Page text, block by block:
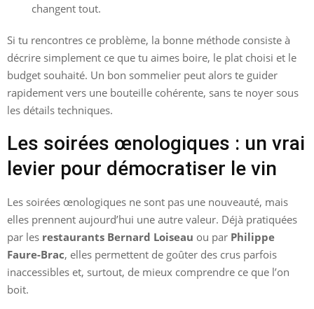
changent tout.
Si tu rencontres ce problème, la bonne méthode consiste à
décrire simplement ce que tu aimes boire, le plat choisi et le
budget souhaité. Un bon sommelier peut alors te guider
rapidement vers une bouteille cohérente, sans te noyer sous
les détails techniques.
Les soirées œnologiques : un vrai
levier pour démocratiser le vin
Les soirées œnologiques ne sont pas une nouveauté, mais
elles prennent aujourd’hui une autre valeur. Déjà pratiquées
par les restaurants Bernard Loiseau ou par Philippe
Faure-Brac, elles permettent de goûter des crus parfois
inaccessibles et, surtout, de mieux comprendre ce que l’on
boit.